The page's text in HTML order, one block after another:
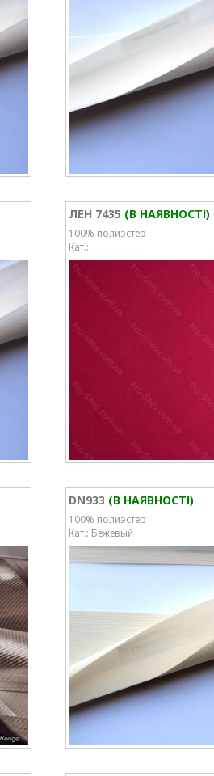
ЛЕН 7435 (В НАЯВНОСТІ)
100% полиэстер
Кат.:
DN933 (В НАЯВНОСТІ)
100% полиэстер
Кат.: Бежевый